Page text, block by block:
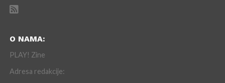
O NAMA:
PLAY! Zine
Adresa redakcije: